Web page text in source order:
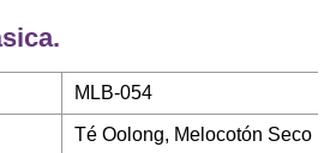
MLB-054
Té Oolong, Melocotón Seco